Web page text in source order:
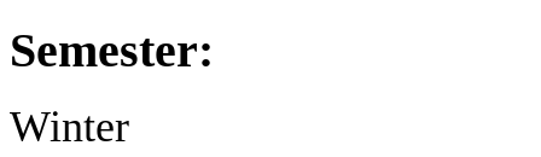
Semester:
Winter